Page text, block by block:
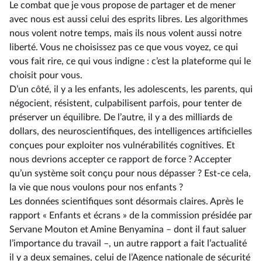
Le combat que je vous propose de partager et de mener
avec nous est aussi celui des esprits libres. Les algorithmes
nous volent notre temps, mais ils nous volent aussi notre
liberté. Vous ne choisissez pas ce que vous voyez, ce qui
vous fait rire, ce qui vous indigne : c’est la plateforme qui le
choisit pour vous.
D’un côté, il y a les enfants, les adolescents, les parents, qui
négocient, résistent, culpabilisent parfois, pour tenter de
préserver un équilibre. De l’autre, il y a des milliards de
dollars, des neuroscientifiques, des intelligences artificielles
conçues pour exploiter nos vulnérabilités cognitives. Et
nous devrions accepter ce rapport de force ? Accepter
qu’un système soit conçu pour nous dépasser ? Est-ce cela,
la vie que nous voulons pour nos enfants ?
Les données scientifiques sont désormais claires. Après le
rapport « Enfants et écrans » de la commission présidée par
Servane Mouton et Amine Benyamina –⁠ dont il faut saluer
l’importance du travail –, un autre rapport a fait l’actualité
il y a deux semaines, celui de l’Agence nationale de sécurité